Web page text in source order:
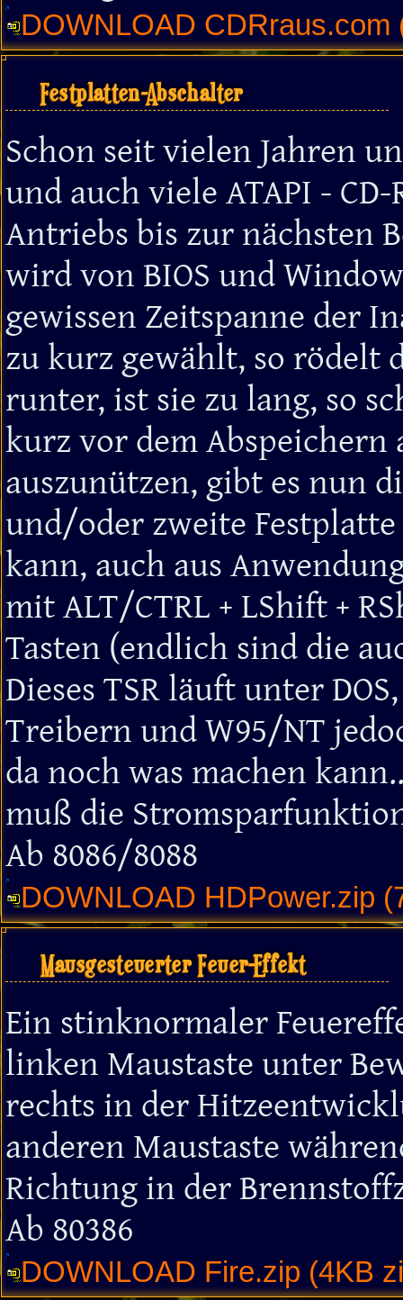
DOWNLOAD CDRraus.com
Festplatten-Abschalter
Schon seit vielen Jahren
und auch viele ATAPI -
Antriebs bis zur nächsten
wird von BIOS und
gewissen Zeitspanne der
zu kurz gewählt, so rödelt
runter, ist sie zu lang, so
kurz vor dem Abspeichern
auszunützen, gibt es nun
und/oder zweite
kann, auch aus
mit ALT/CTRL + LShift +
Tasten (endlich sind die
Dieses TSR läuft unter
Treibern und W95/NT
da noch was machen
muß die
Ab 8086/8088
DOWNLOAD HDPower.zip
Mausgesteuerter Feuer-Effekt
Ein stinknormaler
linken Maustaste unter
rechts in der
anderen Maustaste
Richtung in der
Ab 80386
DOWNLOAD Fire.zip (4KB